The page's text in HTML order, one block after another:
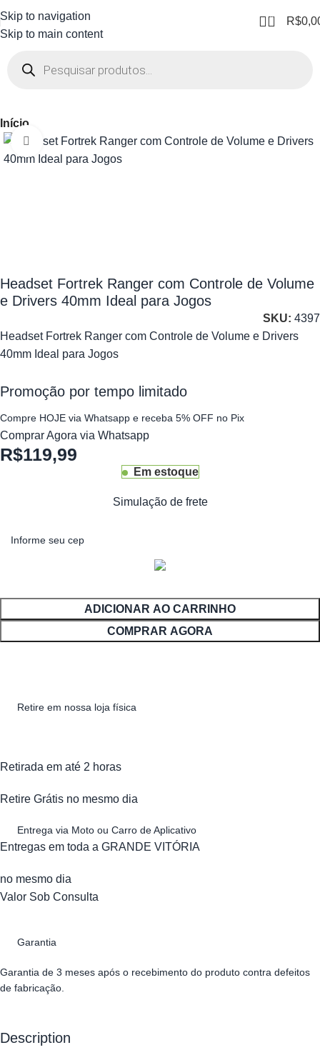
Skip to navigation
Skip to main content
0 R$
Início
Clique para ampliar
Headset Fortrek Ranger com Controle de Volume
e Drivers 40mm Ideal para Jogos
SKU: 4397
Headset Fortrek Ranger com Controle de Volume e Drivers
40mm Ideal para Jogos
Promoção por tempo limitado
Compre HOJE via Whatsapp e receba 5% OFF no Pix
Comprar Agora via Whatsapp
R$119,99
Em estoque
Simulação de frete
ADICIONAR AO CARRINHO
COMPRAR AGORA
Retire em nossa loja física
Retirada em até 2 horas
Retire Grátis no mesmo dia
Entrega via Moto ou Carro de Aplicativo
Entregas em toda a GRANDE VITÓRIA
no mesmo dia
Valor Sob Consulta
Garantia
Garantia de 3 meses após o recebimento do produto contra defeitos
de fabricação.
Description